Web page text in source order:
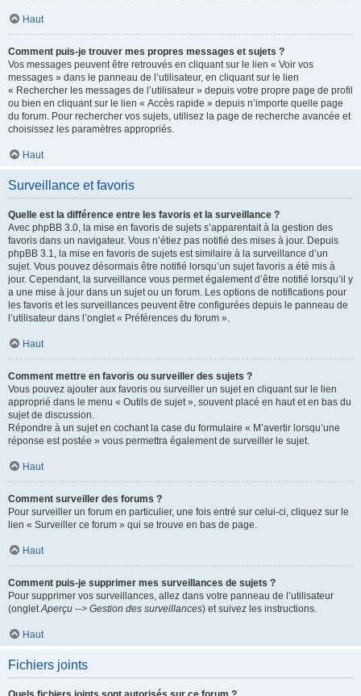
Haut
Comment puis-je trouver mes propres messages et sujets ?
Vos messages peuvent être retrouvés en cliquant sur le lien « Voir vos
messages » dans le panneau de l’utilisateur, en cliquant sur le lien
« Rechercher les messages de l’utilisateur » depuis votre propre page de profil
ou bien en cliquant sur le lien « Accès rapide » depuis n’importe quelle page
du forum. Pour rechercher vos sujets, utilisez la page de recherche avancée et
choisissez les paramètres appropriés.
Haut
Surveillance et favoris
Quelle est la différence entre les favoris et la surveillance ?
Avec phpBB 3.0, la mise en favoris de sujets s’apparentait à la gestion des
favoris dans un navigateur. Vous n’étiez pas notifié des mises à jour. Depuis
phpBB 3.1, la mise en favoris de sujets est similaire à la surveillance d’un
sujet. Vous pouvez désormais être notifié lorsqu’un sujet favoris a été mis à
jour. Cependant, la surveillance vous permet également d’être notifié lorsqu’il y
a une mise à jour dans un sujet ou un forum. Les options de notifications pour
les favoris et les surveillances peuvent être configurées depuis le panneau de
l’utilisateur dans l’onglet « Préférences du forum ».
Haut
Comment mettre en favoris ou surveiller des sujets ?
Vous pouvez ajouter aux favoris ou surveiller un sujet en cliquant sur le lien
approprié dans le menu « Outils de sujet », souvent placé en haut et en bas du
sujet de discussion.
Répondre à un sujet en cochant la case du formulaire « M’avertir lorsqu’une
réponse est postée » vous permettra également de surveiller le sujet.
Haut
Comment surveiller des forums ?
Pour surveiller un forum en particulier, une fois entré sur celui-ci, cliquez sur le
lien « Surveiller ce forum » qui se trouve en bas de page.
Haut
Comment puis-je supprimer mes surveillances de sujets ?
Pour supprimer vos surveillances, allez dans votre panneau de l’utilisateur
(ongletAperçu --> Gestion des surveillances) et suivez les instructions.
Haut
Fichiers joints